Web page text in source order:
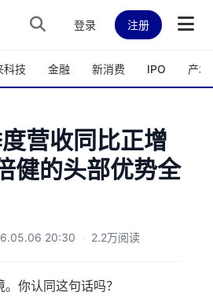
登录 注册
科技 金融 新消费 IPO 产城
营收同比正增
健的头部优势全
20:30 · 2.2万阅读
你认同这句话吗？